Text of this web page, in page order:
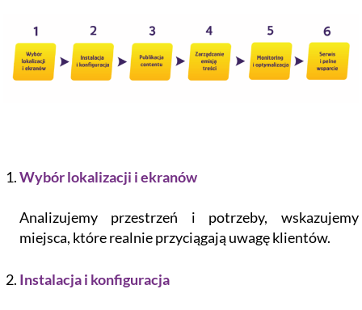
Wybór lokalizacji i ekranów
Analizujemy przestrzeń i potrzeby, wskazujemy
miejsca, które realnie przyciągają uwagę klientów.
Instalacja i konfiguracja